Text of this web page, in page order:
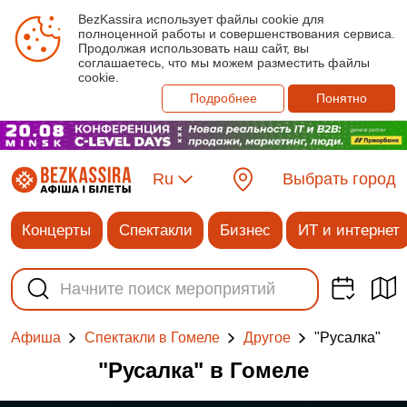
BezKassira использует файлы cookie для
полноценной работы и совершенствования сервиса.
Продолжая использовать наш сайт, вы
соглашаетесь, что мы можем разместить файлы
cookie.
Подробнее
Понятно
Ru Выбрать город
Концерты Спектакли Бизнес ИТ и интернет
Афиша Спектакли в Гомеле Другое "Русалка"
"Русалка" в Гомеле